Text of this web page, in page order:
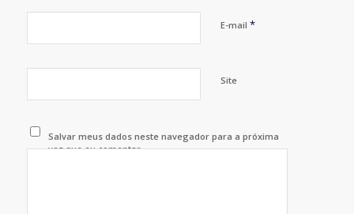
E-mail *
Site
Salvar meus dados neste navegador para a próxima
vez que eu comentar.